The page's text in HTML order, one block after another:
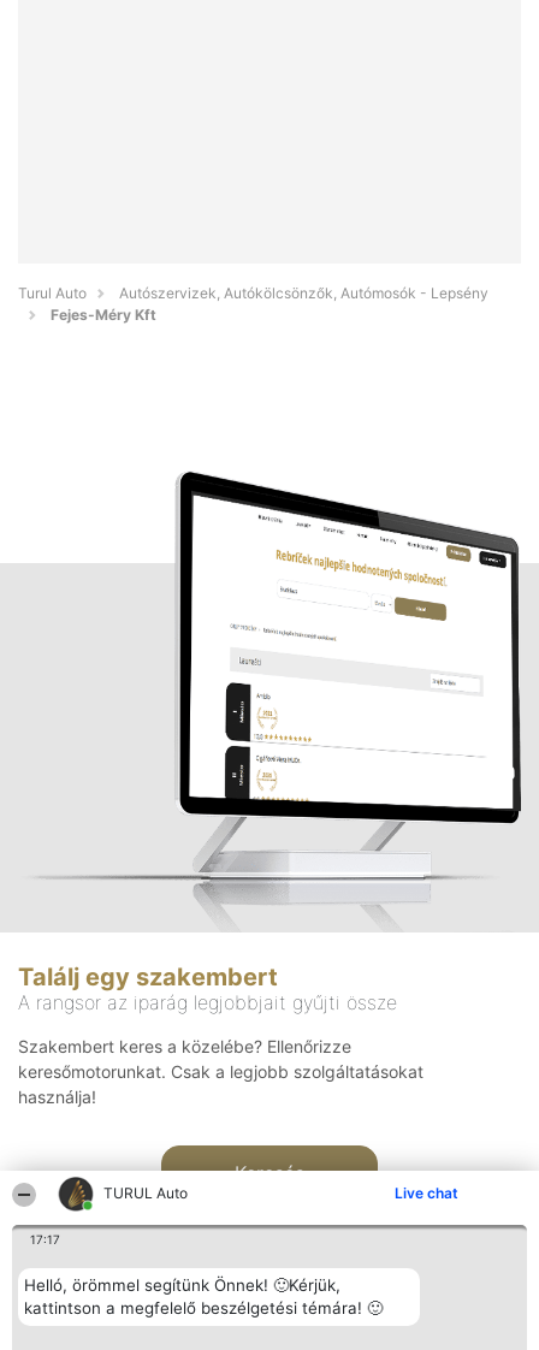
TURUL Auto Live chat
17:17
Helló, örömmel segítünk Önnek! 🙂Kérjük,
kattintson a megfelelő beszélgetési témára! 🙂
Turul Auto
Autószervizek, Autókölcsönzők, Autómosók - Lepsény
Fejes-Méry Kft
Találj egy szakembert
A rangsor az iparág legjobbjait gyűjti össze
Szakembert keres a közelébe? Ellenőrizze
keresőmotorunkat. Csak a legjobb szolgáltatásokat
használja!
Keresés